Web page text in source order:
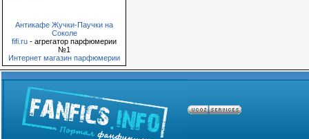
Антикафе Жучки-Паучки на
Соколе
fifi.ru - агрегатор парфюмерии
№1
Интернет магазин парфюмерии